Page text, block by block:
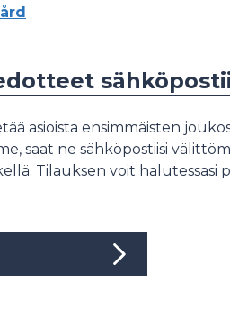
asioista ensimmäisten
saat ne sähköpostiisi
Tilauksen voit halutessasi